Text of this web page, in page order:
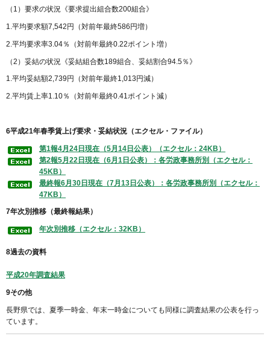
（1）要求の状況《要求提出組合数200組合》
1.平均要求額7,542円（対前年最終586円増）
2.平均要求率3.04％（対前年最終0.22ポイント増）
（2）妥結の状況《妥結組合数189組合、妥結割合94.5％》
1.平均妥結額2,739円（対前年最終1,013円減）
2.平均賃上率1.10％（対前年最終0.41ポイント減）
6平成21年春季賃上げ要求・妥結状況（エクセル・ファイル）
第1報4月24日現在（5月14日公表）（エクセル：24KB）
第2報5月22日現在（6月1日公表）：各労政事務所別（エクセル：
45KB）
最終報6月30日現在（7月13日公表）：各労政事務所別（エクセル：
47KB）
7年次別推移（最終報結果）
年次別推移（エクセル：32KB）
8過去の資料
平成20年調査結果
9その他
長野県では、夏季一時金、年末一時金についても同様に調査結果の公表を行っ
ています。